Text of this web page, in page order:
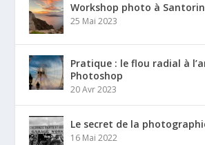
Workshop photo à
25 Mai 2023
Pratique : le flou radial à
Photoshop
20 Avr 2023
Le secret de la
16 Mai 2022